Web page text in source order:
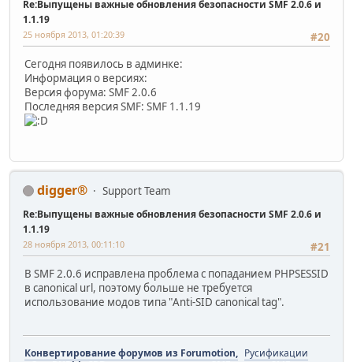
Re:Выпущены важные обновления безопасности SMF 2.0.6 и
1.1.19
#20
25 ноября 2013, 01:20:39
Сегодня появилось в админке:
Информация о версиях:
Версия форума: SMF 2.0.6
Последняя версия SMF: SMF 1.1.19
digger® Support Team
Re:Выпущены важные обновления безопасности SMF 2.0.6 и
1.1.19
#21
28 ноября 2013, 00:11:10
В SMF 2.0.6 исправлена проблема с попаданием PHPSESSID
в canonical url, поэтому больше не требуется
использование модов типа "Anti-SID canonical tag".
Конвертирование форумов из Forumotion, Русификации